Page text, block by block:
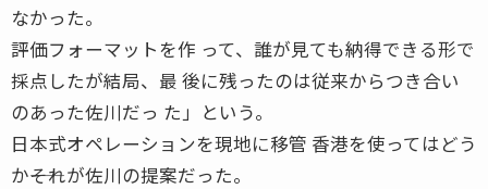
なかった。
評価フォーマットを作 って、誰が見ても納得できる形で
採点したが結局、最 後に残ったのは従来からつき合い
のあった佐川だっ た」という。
日本式オペレーションを現地に移管 香港を使ってはどう
か――それが佐川の提案だった。